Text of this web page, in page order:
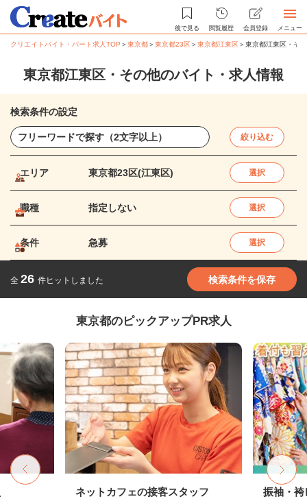
後で見る 閲覧履歴 会員登録 メニュー
クリエイトバイト・パート求人TOP ＞東京都＞東京都23区＞東京都江東区＞東京都江東区・そ
東京都江東区・その他のバイト・求人情報
検索条件の設定
絞り込む
エリア 東京都23区(江東区) 選択
職種 指定しない 選択
条件 急募 選択
全 26 件ヒットしました 検索条件を保存
東京都のピックアップPR求人
ネットカフェの接客スタッフ
振袖・袴